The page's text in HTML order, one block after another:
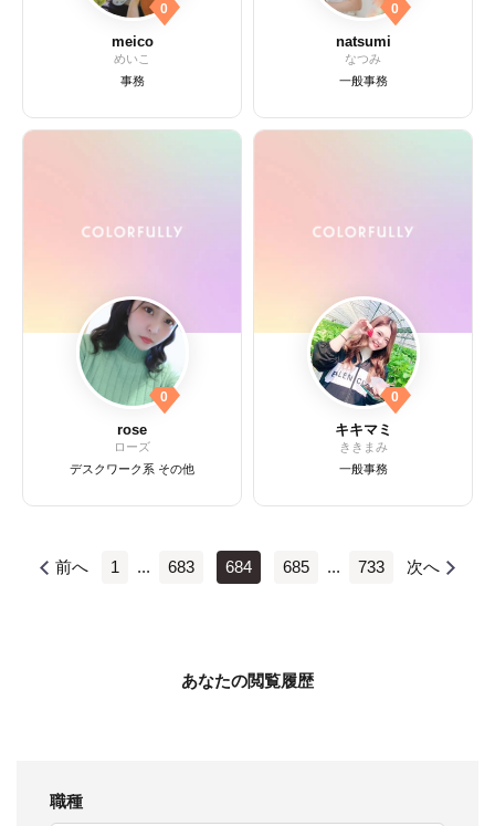
0
meico
めいこ
事務
0
natsumi
なつみ
一般事務
0
rose
ローズ
デスクワーク系 その他
0
キキマミ
ききまみ
一般事務
前へ 1 ... 683 684 685 ... 733 次へ
あなたの閲覧履歴
職種